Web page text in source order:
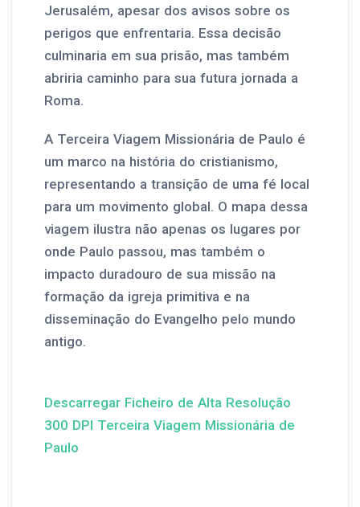
Jerusalém, apesar dos avisos sobre os
perigos que enfrentaria. Essa decisão
culminaria em sua prisão, mas também
abriria caminho para sua futura jornada a
Roma.
A Terceira Viagem Missionária de Paulo é
um marco na história do cristianismo,
representando a transição de uma fé local
para um movimento global. O mapa dessa
viagem ilustra não apenas os lugares por
onde Paulo passou, mas também o
impacto duradouro de sua missão na
formação da igreja primitiva e na
disseminação do Evangelho pelo mundo
antigo.
Descarregar Ficheiro de Alta Resolução
300 DPI Terceira Viagem Missionária de
Paulo